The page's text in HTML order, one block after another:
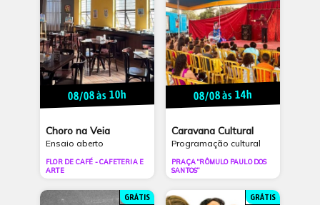
08/08 às 10h
Choro na Veia
Ensaio aberto
FLOR DE CAFÉ - CAFETERIA E
ARTE
08/08 às 14h
Caravana Cultural
Programação cultural
PRAÇA “RÔMULO PAULO DOS
SANTOS”
GRÁTIS GRÁTIS